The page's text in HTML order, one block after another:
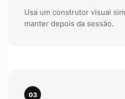
Usa um construtor visual
manter depois da sessão.
03